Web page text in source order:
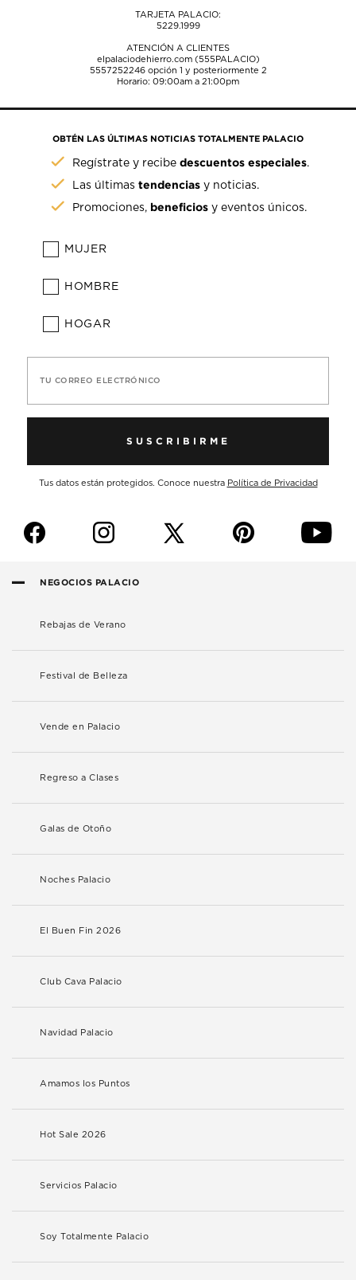
TARJETA PALACIO:
5229.1999
ATENCIÓN A CLIENTES
elpalaciodehierro.com (555PALACIO)
5557252246opción 1 y posteriormente 2
Horario: 09:00am a 21:00pm
OBTÉN LAS ÚLTIMAS NOTICIAS TOTALMENTE PALACIO
Regístrate y recibedescuentos especiales.
Las últimastendencias y noticias.
Promociones, beneficios y eventos únicos.
MUJER
HOMBRE
HOGAR
TU CORREO ELECTRÓNICO
SUSCRIBIRME
Tus datos están protegidos. Conoce nuestra Política de Privacidad
f i p y
NEGOCIOS PALACIO
Rebajas de Verano
Festival de Belleza
Vende en Palacio
Regreso a Clases
Galas de Otoño
Noches Palacio
El Buen Fin 2026
Club Cava Palacio
Navidad Palacio
Amamos los Puntos
Hot Sale 2026
Servicios Palacio
Soy Totalmente Palacio